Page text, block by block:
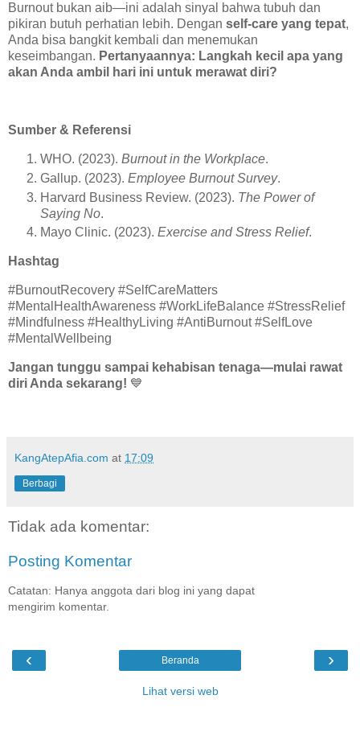
Burnout bukan aib—ini adalah sinyal bahwa tubuh dan
pikiran butuh perhatian lebih. Dengan self-care yang tepat,
Anda bisa bangkit kembali dan menemukan
keseimbangan. Pertanyaannya: Langkah kecil apa yang
akan Anda ambil hari ini untuk merawat diri?
Sumber & Referensi
WHO. (2023). Burnout in the Workplace.
Gallup. (2023). Employee Burnout Survey.
Harvard Business Review. (2023). The Power of
Saying No.
Mayo Clinic. (2023). Exercise and Stress Relief.
Hashtag
#BurnoutRecovery #SelfCareMatters
#MentalHealthAwareness #WorkLifeBalance #StressRelief
#Mindfulness #HealthyLiving #AntiBurnout #SelfLove
#MentalWellbeing
Jangan tunggu sampai kehabisan tenaga—mulai rawat
diri Anda sekarang! 💙
KangAtepAfia.com at 17:09
Berbagi
Tidak ada komentar:
Posting Komentar
Catatan: Hanya anggota dari blog ini yang dapat
mengirim komentar.
‹ ›
Beranda
Lihat versi web